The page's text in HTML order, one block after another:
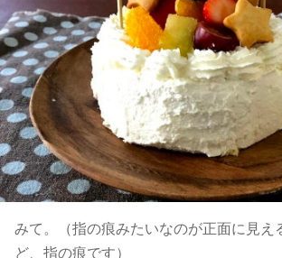
みて。（指の痕みたいなのが正面に見え
ど、指の痕です）